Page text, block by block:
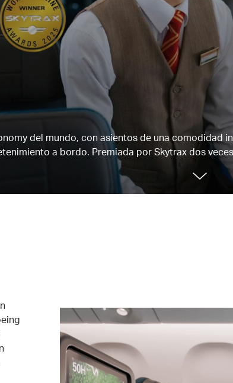
del mundo, con asientos de una comodidad
a bordo. Premiada por Skytrax dos